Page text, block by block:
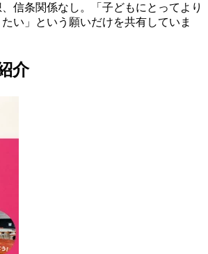
信条関係なし。「子どもにとってより
い」という願いだけを共有していま
介